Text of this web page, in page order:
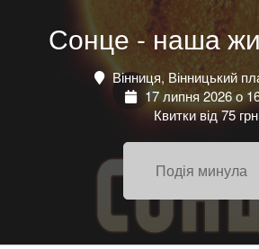
Сонце - наша
Вінниця, Вінницький
17 липня 2026 о
Квитки від 75 грн
Подія минула